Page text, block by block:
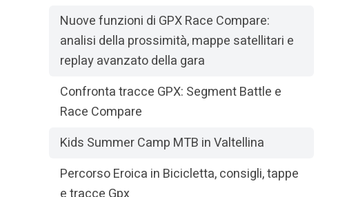
Nuove funzioni di GPX Race Compare:
analisi della prossimità, mappe satellitari e
replay avanzato della gara
Confronta tracce GPX: Segment Battle e
Race Compare
Kids Summer Camp MTB in Valtellina
Percorso Eroica in Bicicletta, consigli, tappe